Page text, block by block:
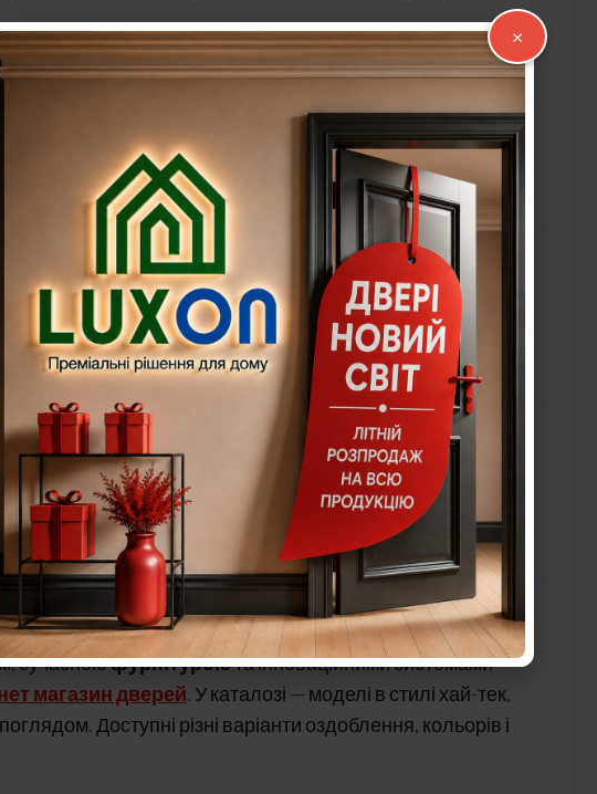
камінь. Імітація натуральних матеріалів створює
Особливо затребувані кольори: дуб натуральний,
У 2025 році покупці дедалі частіше обирають двері з
біометричні сенсори, приховані доводчики. Зовнішня
сатинована сталь, графіт.
Зараз це дизайнерське рішення для приватних
скла, дзеркальні або тоновані поверхні, які
сучасноюфурнітуроюта інноваційними системами
магазин дверей. У каталозі — моделі в стилі хай-тек,
Доступні різні варіанти оздоблення, кольорів і
×